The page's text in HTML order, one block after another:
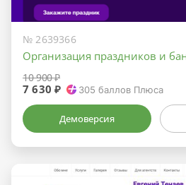
№ 2639366
Организация праздников и
10 900 ₽
7 630 ₽ 305 баллов Плюса
Демоверсия